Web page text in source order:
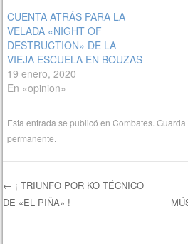
CUENTA ATRÁS PARA LA
VELADA «NIGHT OF
DESTRUCTION» DE LA
VIEJA ESCUELA EN BOUZAS
19 enero, 2020
En «opinion»
Esta entrada se publicó enCombates .
permanente
Navegación de
← ¡ TRIUNFO POR KO TÉCNICO
DE «EL PIÑA» !